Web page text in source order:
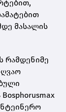
მასალის
რამდენიმე